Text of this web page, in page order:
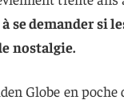
se demander si
nostalgie.
Globe en